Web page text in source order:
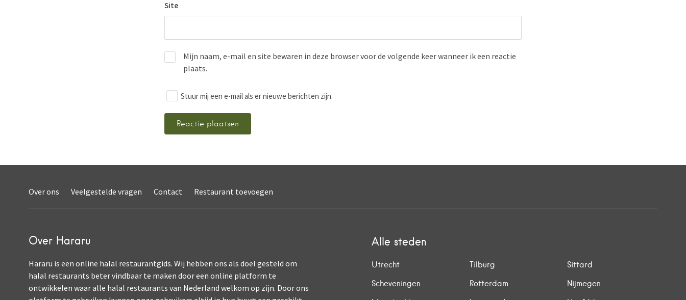
Site
Mijn naam, e-mail en site bewaren in deze browser voor de volgende keer wanneer ik een reactie
plaats.
Stuur mij een e-mail als er nieuwe berichten zijn.
Over ons Veelgestelde vragen Contact Restaurant toevoegen
Over Hararu
Hararu is een online halal restaurantgids. Wij hebben ons als doel gesteld om
halal restaurants beter vindbaar te maken door een online platform te
ontwikkelen waar alle halal restaurants van Nederland welkom op zijn. Door ons
Alle steden
Utrecht Tilburg
Sittard
Scheveningen
Rotterdam
Nijmegen